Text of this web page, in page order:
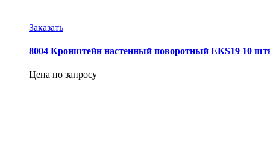
Заказать
8004 Кронштейн настенный поворотный EKS19 10
Цена по запросу